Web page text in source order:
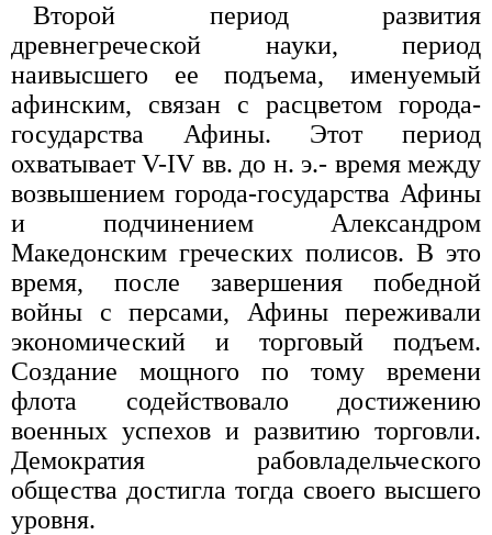
Второй период развития
древнегреческой науки, период
наивысшего ее подъема, именуемый
афинским, связан с расцветом города-
государства Афины. Этот период
охватывает V-IV вв. до н. э.- время между
возвышением города-государства Афины
и подчинением Александром
Македонским греческих полисов. В это
время, после завершения победной
войны с персами, Афины переживали
экономический и торговый подъем.
Создание мощного по тому времени
флота содействовало достижению
военных успехов и развитию торговли.
Демократия рабовладельческого
общества достигла тогда своего высшего
уровня.